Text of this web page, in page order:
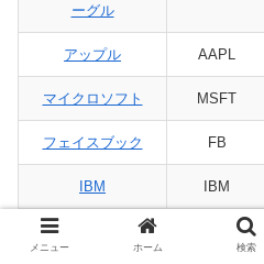
ーグル
アップル AAPL
マイクロソフト MSFT
フェイスブック FB
IBM IBM
メニュー ホーム 検索